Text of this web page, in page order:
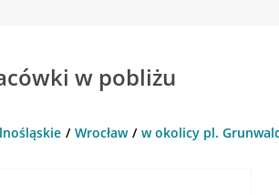
w pobliżu
Wrocław w okolicy pl.